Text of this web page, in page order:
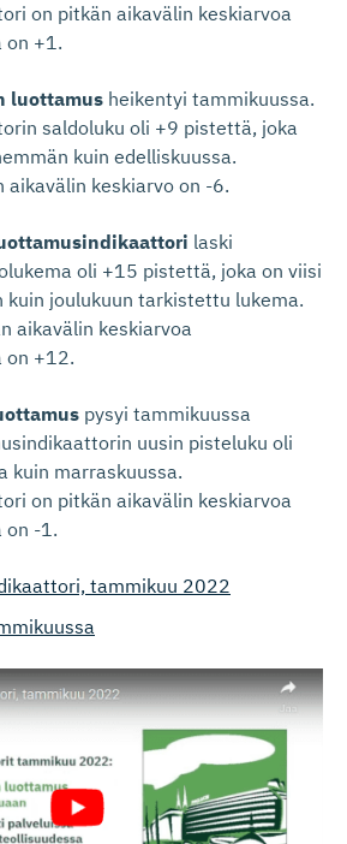
on pitkän aikavälin keskiarvoa
on +1.
luottamus heikentyi tammikuussa.
saldoluku oli +9 pistettä, joka
kuin edelliskuussa.
keskiarvo on -6.
laski
oli +15 pistettä, joka on viisi
kuin joulukuun tarkistettu lukema.
aikavälin keskiarvoa
on +12.
pysyi tammikuussa
uusin pisteluku oli
kuin marraskuussa.
on pitkän aikavälin keskiarvoa
on -1.
tammikuu 2022